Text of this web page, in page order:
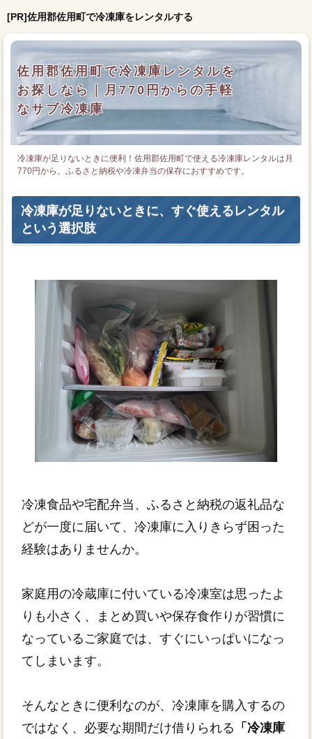
[PR]佐用郡佐用町で冷凍庫をレンタルする
佐用郡佐用町で冷凍庫レンタルを
お探しなら｜月770円からの手軽
なサブ冷凍庫
冷凍庫が足りないときに便利！佐用郡佐用町で使える冷凍庫レンタルは月
770円から。ふるさと納税や冷凍弁当の保存におすすめです。
冷凍庫が足りないときに、すぐ使えるレンタル
という選択肢
冷凍食品や宅配弁当、ふるさと納税の返礼品な
どが一度に届いて、冷凍庫に入りきらず困った
経験はありませんか。
家庭用の冷蔵庫に付いている冷凍室は思ったよ
りも小さく、まとめ買いや保存食作りが習慣に
なっているご家庭では、すぐにいっぱいになっ
てしまいます。
そんなときに便利なのが、冷凍庫を購入するの
ではなく、必要な期間だけ借りられる 「冷凍庫